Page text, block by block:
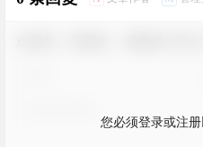
您必须登录或注